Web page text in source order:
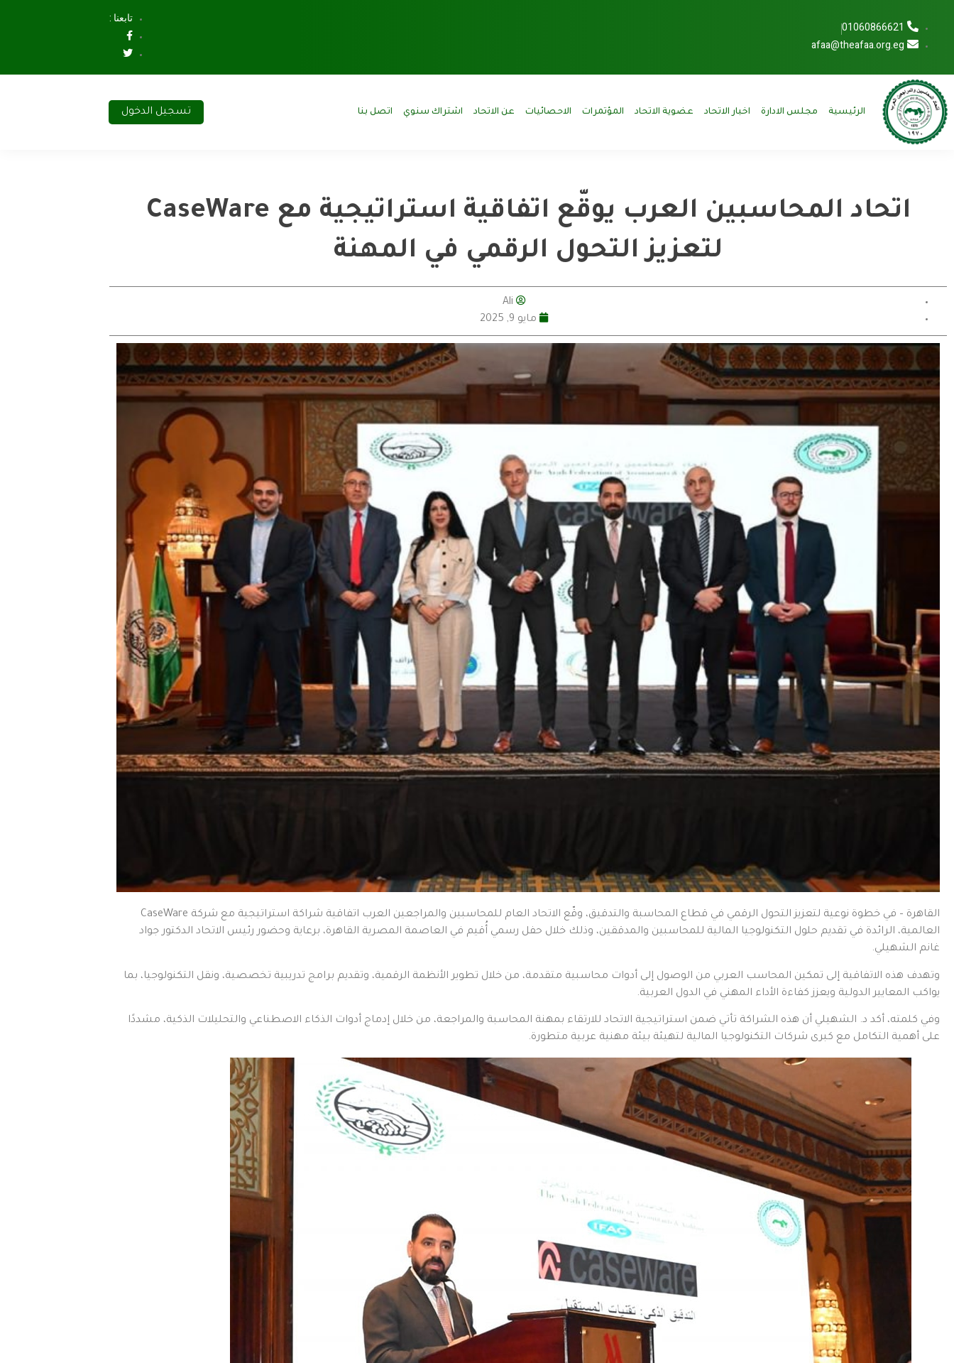
01060866621
afaa@theafaa.org.eg
تابعنا :
الرئيسية مجلس الادارة اخبار الاتحاد عضوية الاتحاد المؤتمرات الاحصائيات عن الاتحاد اشتراك سنوي اتصل بنا تسجيل الدخول
اتحاد المحاسبين العرب يوقّع اتفاقية استراتيجية مع CaseWare
لتعزيز التحول الرقمي في المهنة
Ali
مايو 9, 2025
القاهرة – في خطوة نوعية لتعزيز التحول الرقمي في قطاع المحاسبة والتدقيق، وقّع الاتحاد العام للمحاسبين والمراجعين العرب اتفاقية شراكة استراتيجية مع شركة CaseWare
العالمية، الرائدة في تقديم حلول التكنولوجيا المالية للمحاسبين والمدققين، وذلك خلال حفل رسمي أُقيم في العاصمة المصرية القاهرة، برعاية وحضور رئيس الاتحاد الدكتور جواد
غانم الشهيلي.
وتهدف هذه الاتفاقية إلى تمكين المحاسب العربي من الوصول إلى أدوات محاسبية متقدمة، من خلال تطوير الأنظمة الرقمية، وتقديم برامج تدريبية تخصصية، ونقل التكنولوجيا، بما
يواكب المعايير الدولية ويعزز كفاءة الأداء المهني في الدول العربية.
وفي كلمته، أكد د. الشهيلي أن هذه الشراكة تأتي ضمن استراتيجية الاتحاد للارتقاء بمهنة المحاسبة والمراجعة، من خلال إدماج أدوات الذكاء الاصطناعي والتحليلات الذكية، مشددًا
على أهمية التكامل مع كبرى شركات التكنولوجيا المالية لتهيئة بيئة مهنية عربية متطورة.